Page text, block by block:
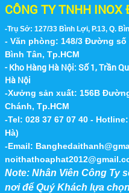
CÔNG TY TNHH INOX
-Trụ Sở: 127/33 Bình Lợi, P.13, Q.
- Văn phòng: 148/3 Đường số
Bình Tân, Tp.HCM
- Kho Hàng Hà Nội: Số 1, Trần
Hà Nội
-Xưởng sản xuất: 156B
Chánh, Tp.HCM
-Tel: 028 37 67 07 40 -
Hà)
-Email:
Note: Nhân Viên Công Ty
nơi để Quý Khách lựa